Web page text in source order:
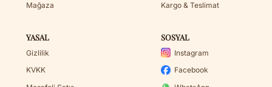
Mağaza
Kargo & Teslimat
YASAL
Gizlilik
KVKK
SOSYAL
Instagram
Facebook